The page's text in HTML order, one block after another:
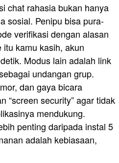
chat rahasia bukan hanya
sosial. Penipu bisa pura-
verifikasi dengan alasan
itu kamu kasih, akun
Modus lain adalah link
undangan grup.
dan gaya bicara
“screen security” agar tidak
mendukung.
penting daripada instal 5
adalah kebiasaan,